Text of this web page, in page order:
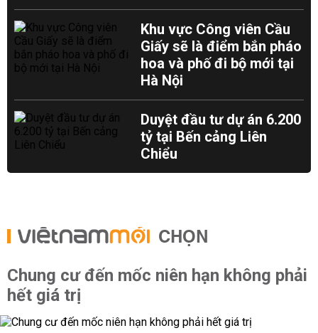
Khu vực Công viên Cầu
Giấy sẽ là điểm bắn pháo
hoa và phố đi bộ mới tại
Hà Nội
Duyệt đầu tư dự án 6.200
tỷ tại Bến cảng Liên
Chiểu
CHỌN
Chung cư đến mốc niên hạn không phải
hết giá trị